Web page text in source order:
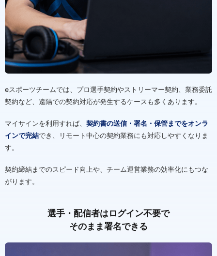
eスポーツチームでは、プロ選手契約やストリーマー契約、業務委託
契約など、遠隔での契約対応が発生するケースも多くあります。
マイサインを利用すれば、 契約書の送信・署名・保管までをオンラ
インで完結でき、リモート中心の契約業務にも対応しやすくなりま
す。
契約締結までのスピード向上や、チーム運営業務の効率化にもつな
がります。
選手・配信者はログイン不要で
そのまま署名できる